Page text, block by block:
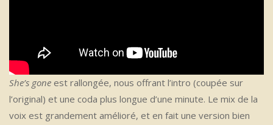
She’s gone est rallongée, nous offrant l’intro (coupée sur
l’original) et une coda plus longue d’une minute. Le mix de la
voix est grandement amélioré, et en fait une version bien